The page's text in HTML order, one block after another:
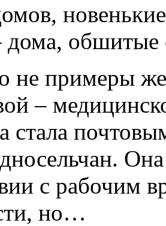
дома, обшитые
не примеры
–
стала
с рабочим
но…